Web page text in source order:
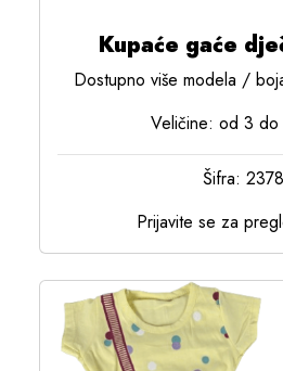
Kupaće gaće
Dostupno više modela /
Veličine: od 3
Šifra: 2378
Prijavite se za